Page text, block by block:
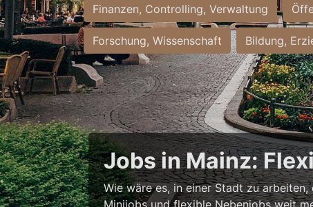
Finanzen, Controlling, Verwaltung
Forschung, Wissenschaft Bildung,
Jobs in Mainz:
Wie wäre es, in einer Stadt zu